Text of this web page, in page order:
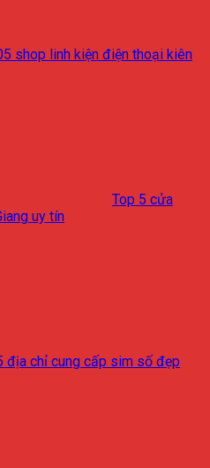
shop linh kiện điện thoại kiên
Top 5 cửa
uy tín
địa chỉ cung cấp sim số đẹp